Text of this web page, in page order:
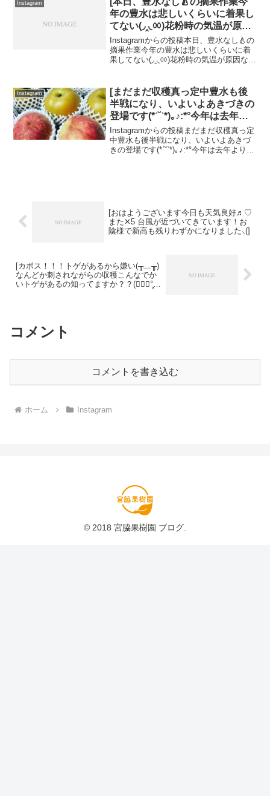
Instagram
年の豊水は悲しいくらいに着果し
てない(◞‸◟ㆀ)花粉時の気温が原因
なのか･･･毎年、課題はでかい( ˊᵕˋ
;)ため息がでる！！着いてる枝と
着いてない枝の差が大きい( ˃̣̣̥ω˂̣̣̥ )
Instagramからの投稿本日、豊水なし🍐の
摘果作業️今年の豊水は悲しいくらいに着
果してない(◞‸◟ㆀ)花粉時の気温が原因なの
が大きい( ˃̣̣̥ω˂̣...
Instagram
[まだまだ収穫真っ定中豊水も後
半戦になり、いよいよあきづきの
登場です(*ˊ˘ˋ*)｡♪:*°今年は去年よ
り更に豊作です。ぜひ、宮脇果樹
園のあきづきを食べてみて下さい
新高も少しつづ熟れてきてます(*
しております。ゆうだち後の虹も
癒されました(*ˊ˘ˋ*)｡♪:*°]
Instagramからの投稿まだまだ収穫真っ定
中豊水も後半戦になり、いよいよあきづ
きの登場です(*ˊ˘ˋ*)｡♪:*°今年は去年より更
[おはようございます今日も天気良好♬︎♡
また✕5 台風が近づいてきています！お
陰様で新高も残りわずかになりました⸜(]
[カボス！！！トゲがあるから嫌い(╥﹏╥)
なんどか刺されながらの収穫こんなでか
いトゲがあるの知ってますか？？(๑⃙⃘°̧̧̧
コメント
コメントを書き込む
ホーム Instagram
© 2018 宮脇果樹園 ブログ.